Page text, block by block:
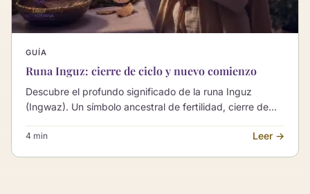
GUÍA
Runa Inguz: cierre de ciclo y nuevo comienzo
Descubre el profundo significado de la runa Inguz
(Ingwaz). Un símbolo ancestral de fertilidad, cierre de
4 min Leer →